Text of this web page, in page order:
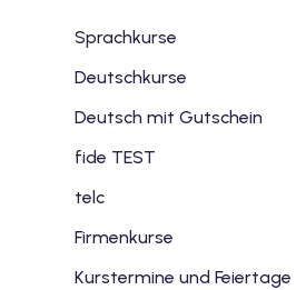
Sprachkurse
Deutschkurse
Deutsch mit Gutschein
fide TEST
telc
Firmenkurse
Kurstermine und Feiertage